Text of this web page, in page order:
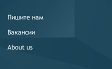
Пишите нам
Вакансии
About us